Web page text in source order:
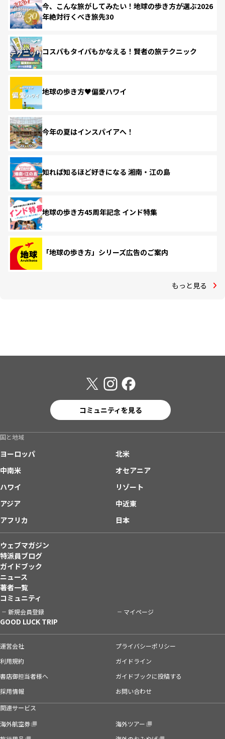
今、こんな旅がしてみたい！地球の歩き方が選ぶ2026
年絶対行くべき旅先30
コスパもタイパもかなえる！賢者の旅テクニック
地球の歩き方♥偏愛ハワイ
今年の夏はインスパイアへ！
知れば知るほど好きになる 湘南・江の島
地球の歩き方45周年記念 インド特集
「地球の歩き方」シリーズ広告のご案内
もっと見る
コミュニティを見る
国と地域
ヨーロッパ
北米
中南米
オセアニア
ハワイ
リゾート
アジア
中近東
アフリカ
日本
ウェブマガジン
特派員ブログ
ガイドブック
ニュース
著者一覧
コミュニティ
新規会員登録 マイページ
GOOD LUCK TRIP
運営会社
プライバシーポリシー
利用規約
ガイドライン
書店御担当者様へ
ガイドブックに投稿する
採用情報
お問い合わせ
関連サービス
海外航空券
海外ツアー